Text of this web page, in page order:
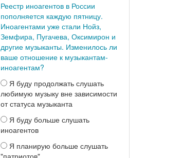
Реестр иноагентов в России
пополняется каждую пятницу.
Иноагентами уже стали Нойз,
Земфира, Пугачева, Оксимирон и
другие музыканты. Изменилось ли
ваше отношение к музыкантам-
иноагентам?
Я буду продолжать слушать
любимую музыку вне зависимости
от статуса музыканта
Я буду больше слушать
иноагентов
Я планирую больше слушать
"патриотов"